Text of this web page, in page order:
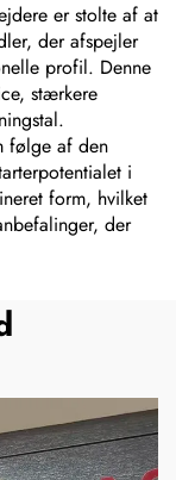
er stolte af at
der afspejler
profil. Denne
stærkere
følge af den
i
form, hvilket
der